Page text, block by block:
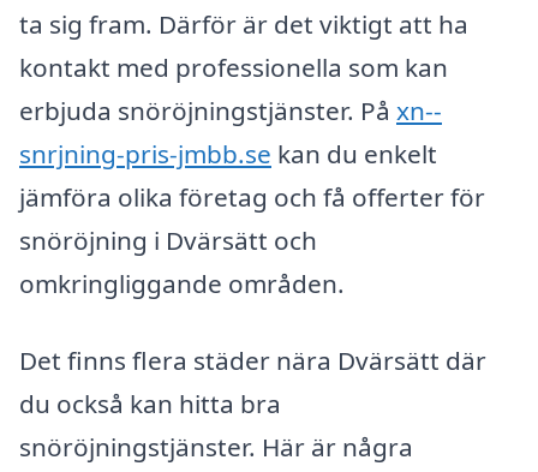
ta sig fram. Därför är det viktigt att ha
kontakt med professionella som kan
erbjuda snöröjningstjänster. På xn--
snrjning-pris-jmbb.se kan du enkelt
jämföra olika företag och få offerter för
snöröjning i Dvärsätt och
omkringliggande områden.
Det finns flera städer nära Dvärsätt där
du också kan hitta bra
snöröjningstjänster. Här är några